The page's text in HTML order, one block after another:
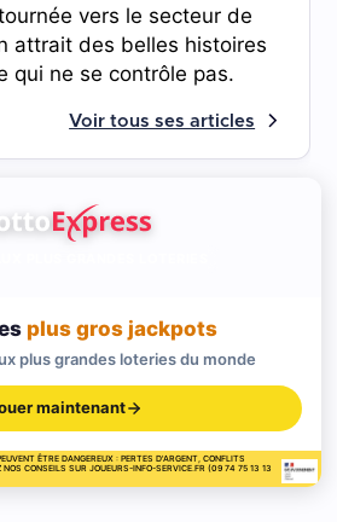
vers le secteur de
attrait des belles histoires
qui ne se contrôle pas.
Voir tous ses articles
plus gros jackpots
plus grandes loteries du monde
maintenant
ÊTRE DANGEREUX : PERTES D'ARGENT, CONFLITS
NOS CONSEILS SUR JOUEURS-INFO-SERVICE.FR (09 74 75 13 13